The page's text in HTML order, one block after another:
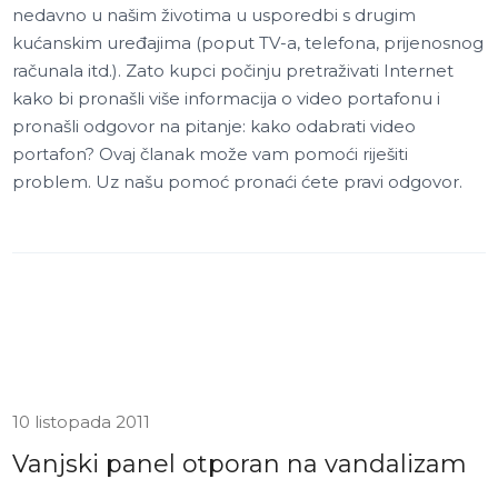
nedavno u našim životima u usporedbi s drugim
kućanskim uređajima (poput TV-a, telefona, prijenosnog
računala itd.). Zato kupci počinju pretraživati Internet
kako bi pronašli više informacija o video portafonu i
pronašli odgovor na pitanje: kako odabrati video
portafon? Ovaj članak može vam pomoći riješiti
problem. Uz našu pomoć pronaći ćete pravi odgovor.
10 listopada 2011
Vanjski panel otporan na vandalizam